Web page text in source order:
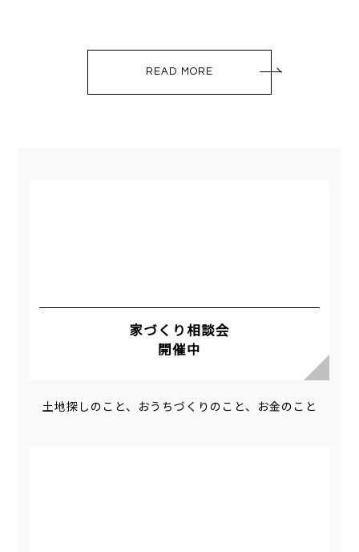
READ MORE
家づくり相談会
開催中
土地探しのこと、おうちづくりのこと、お金のこと